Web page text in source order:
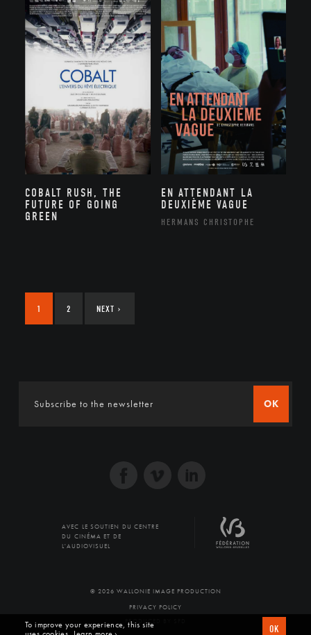
COBALT RUSH, THE
FUTURE OF GOING
GREEN
EN ATTENDANT LA
DEUXIÈME VAGUE
HERMANS CHRISTOPHE
1 2 NEXT ›
OK
AVEC LE SOUTIEN DU CENTRE
DU CINÉMA ET DE
L'AUDIOVISUEL
© 2026 WALLONIE IMAGE PRODUCTION
PRIVACY POLICY
PRODUCED BY SFD
To improve your experience, this site
OK